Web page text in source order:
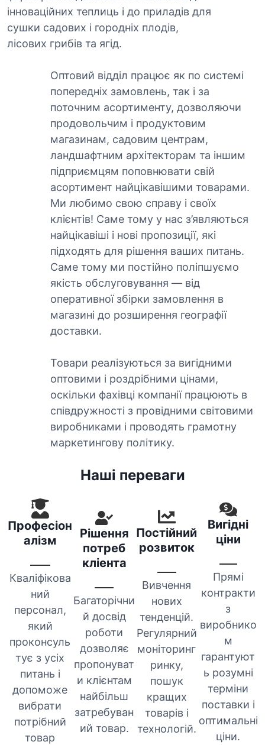
інноваційних теплиць і до приладів для
сушки садових і городніх плодів,
лісових грибів та ягід.
Оптовий відділ працює як по системі
попередніх замовлень, так і за
поточним асортименту, дозволяючи
продовольчим і продуктовим
магазинам, садовим центрам,
ландшафтним архітекторам та іншим
підприємцям поповнювати свій
асортимент найцікавішими товарами.
Ми любимо свою справу і своїх
клієнтів! Саме тому у нас з’являються
найцікавіші і нові пропозиції, які
підходять для рішення ваших питань.
Саме тому ми постійно поліпшуємо
якість обслуговування — від
оперативної збірки замовлення в
магазині до розширення географії
доставки.
Товари реалізуються за вигідними
оптовими і роздрібними цінами,
оскільки фахівці компанії працюють в
співдружності з провідними світовими
виробниками і проводять грамотну
маркетингову політику.
Наші переваги
Професіон
алізм
Кваліфікова
ний
персонал,
який
проконсуль
тує з усіх
питань і
допоможе
вибрати
потрібний
товар
Рішення
потреб
кліента
Багаторічни
й досвід
роботи
дозволяє
пропонуват
и клієнтам
найбільш
затребуван
ий товар.
Постійний
розвиток
Вивчення
нових
тенденцій.
Регулярний
моніторинг
ринку,
пошук
кращих
товарів і
технологій.
Вигідні
ціни
Прямі
контракти
з
виробнико
м
гарантуют
ь розумні
терміни
поставки і
оптимальні
ціни.